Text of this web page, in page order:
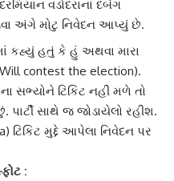
વડોદરાનાં દબંગ
અંગે મોટુ નિવેદન આપ્યું છે.
કહ્યું હતું કે હું અથવા મારા
contest the election).
સભ્યોને ટિકિટ નહીં મળે તો
સાથે જ જોડાયેલો રહીશ.
ટિકિટ મુદ્દે આપેલા નિવેદન પર
: